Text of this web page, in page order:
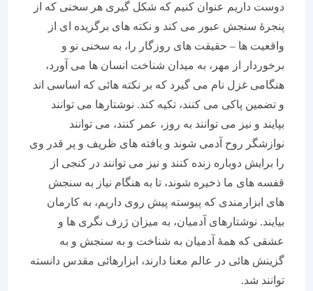
دوست داریم عنوان کنیم که شکل گیری هر سخنی که از
پنجرۀ سنجش عبور می کند و نکته های برگزیده ای از
واقعیت ها – حقیقت های روزگار را، به سخنی نو و
برخوردار از مهر، به میدان شناخت انسان ها می آورد،
هنگامی غزل نام می گیرد که بر نکته هائی که اساسی اند
و تضمین پاکی می کنند، تکیه کند. نوشتارها می توانند
بپایند و نیز می توانند به روز، عمر کنند، می توانند
نوازشگر روح آدمی شوند و یافته های ظریف و پر قدر وی
را برایش دوباره زنده کنند و نیز می توانند در کنجی از
قفسه های ما ذخیره شوند، تا به هنگام نیاز به سنجش
های ابزارمندی که پیوسته پیش روی داریم، به کارمان
بیایند. نوشتارهای آدمیان، به میزان ژرف نگری ها و
عشقی که همۀ آدمیان به شناخت و به سنجش و به
گزینش هائی در عالم معنا دارند، ابزارهائی مقدس دانسته
توانند شد.